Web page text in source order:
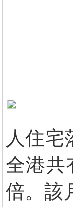
人住宅
全港共
倍。該